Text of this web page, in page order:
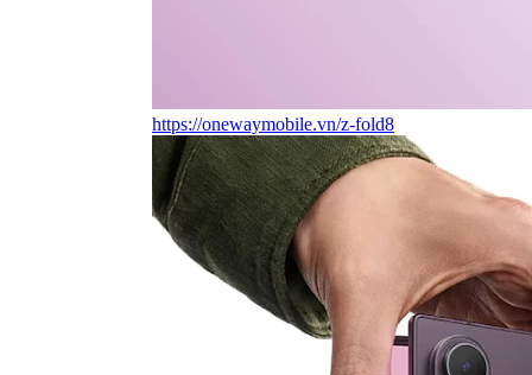
https://onewaymobile.vn/z-fold8